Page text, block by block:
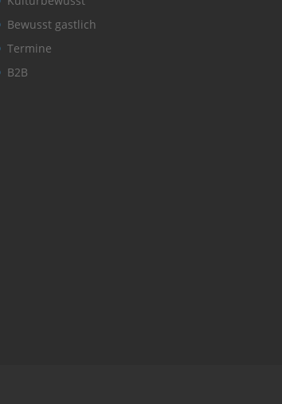
Bewusst gastlich
Termine
B2B